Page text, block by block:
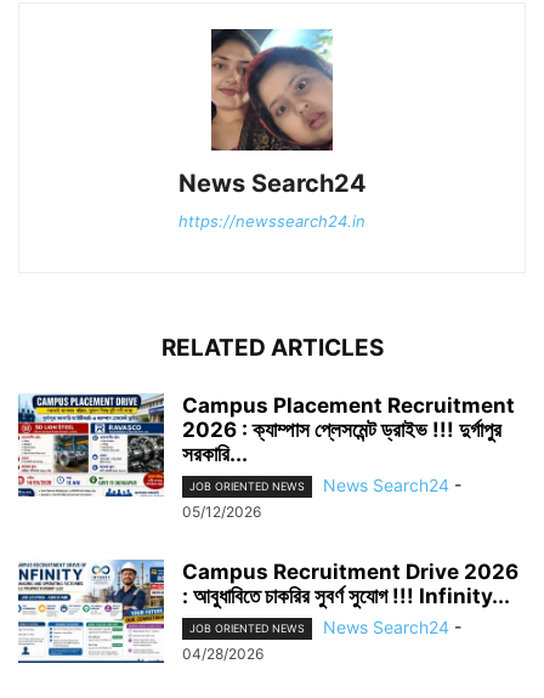
News Search24
https://newssearch24.in
RELATED ARTICLES
Campus Placement Recruitment
2026 : ক্যাম্পাস প্লেসমেন্ট ড্রাইভ !!! দুর্গাপুর
সরকারি...
JOB ORIENTED NEWS News Search24 -
05/12/2026
Campus Recruitment Drive 2026
: আবুধাবিতে চাকরির সুবর্ণ সুযোগ !!! Infinity...
JOB ORIENTED NEWS News Search24 -
04/28/2026